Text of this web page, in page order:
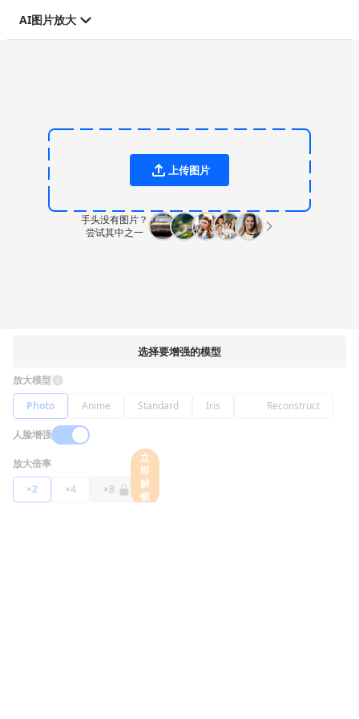
AI图片放大
选择要增强的模型
放大模型
Photo
Anime Standard Iris Reconstruct
人脸增强
放大倍率
×2
×4 ×8
立
即
解
锁
上传图片
手头没有图片？
尝试其中之一